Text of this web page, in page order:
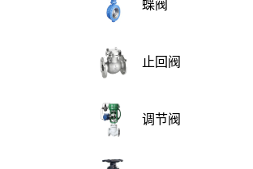
蝶阀
止回阀
调节阀